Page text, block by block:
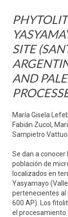
SITE
AND
María Gisela
Fabián Zucol,
Sampietro
Se dan a conocer
población de
localizados en
Yasyamayo
pertenecientes al
600 AP). Los
el procesamiento